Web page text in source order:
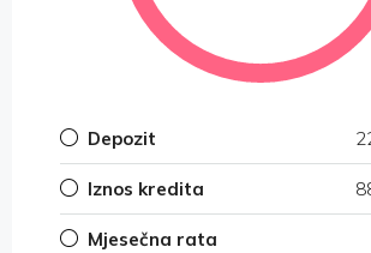
Depozit
Iznos kredita
Mjesečna rata